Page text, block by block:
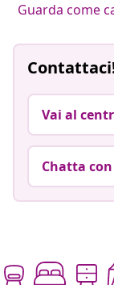
Guarda come
Vai al
Chatta